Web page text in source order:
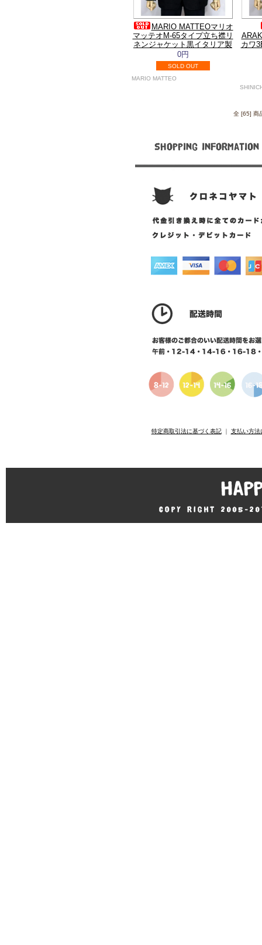
MARIO MATTEOマリオ
マッテオM-65タイプ立ち襟リ
ネンジャケット黒イタリア製
0円
SOLD OUT
MARIO MATTEO
カワ
全 [65] 商
特定商取引法に基づく表記｜ 支払い方法